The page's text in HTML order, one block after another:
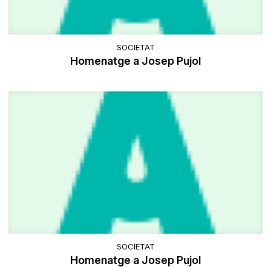
SOCIETAT
Homenatge a Josep Pujol
SOCIETAT
Homenatge a Josep Pujol